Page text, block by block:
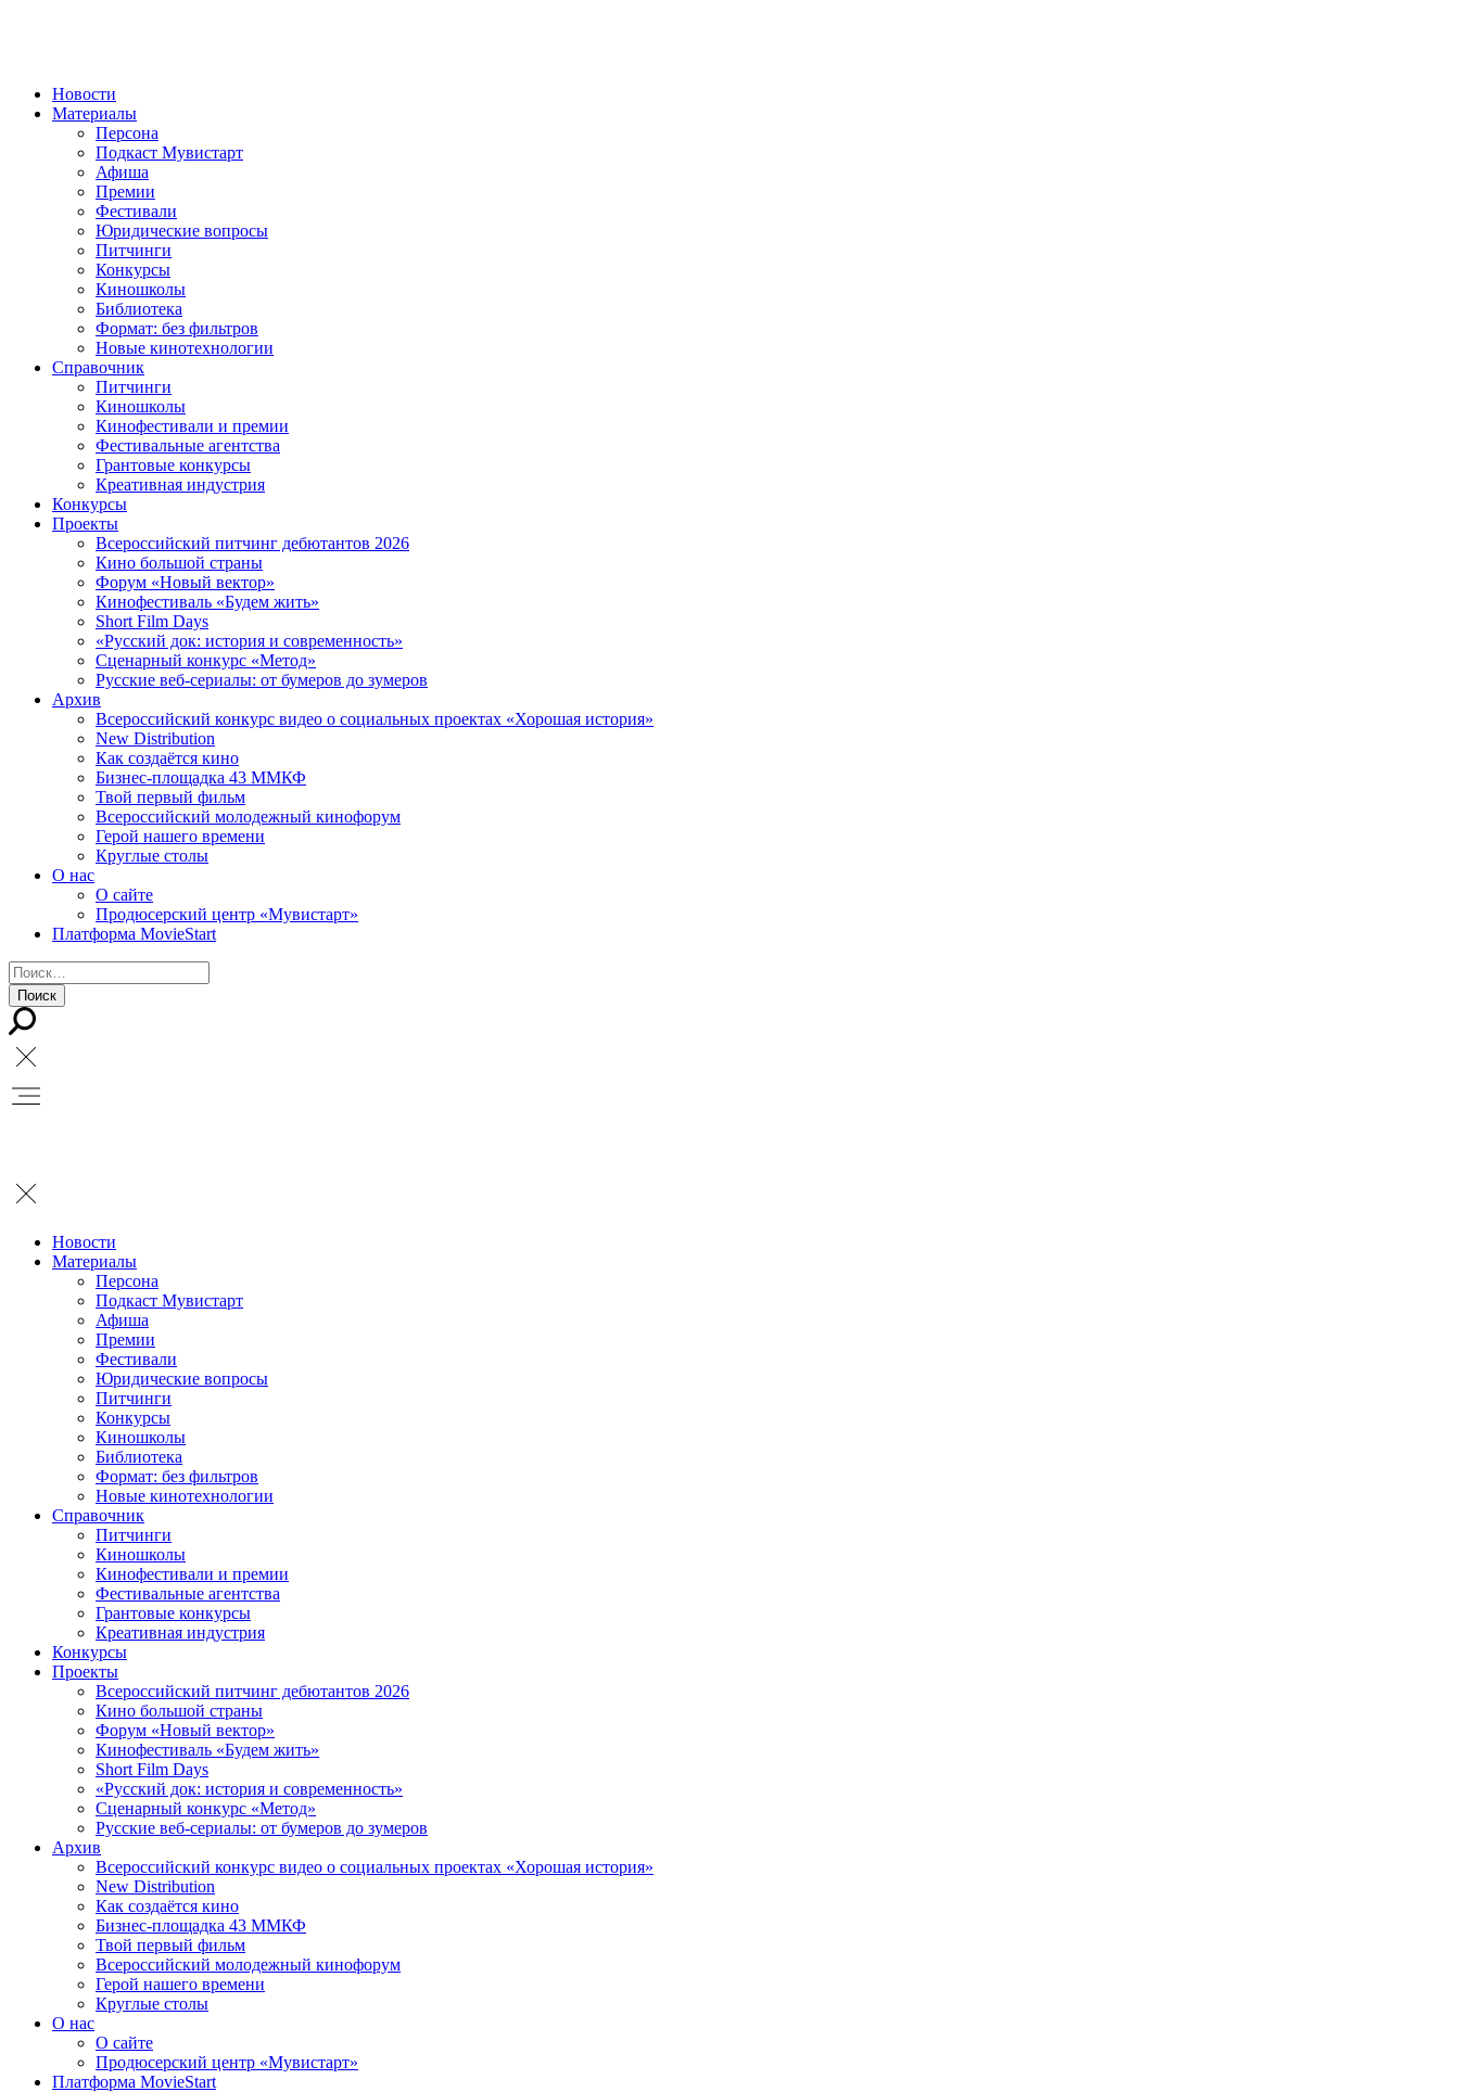
Новости
Материалы
Персона
Подкаст Мувистарт
Афиша
Премии
Фестивали
Юридические вопросы
Питчинги
Конкурсы
Киношколы
Библиотека
Формат: без фильтров
Новые кинотехнологии
Справочник
Питчинги
Киношколы
Кинофестивали и премии
Фестивальные агентства
Грантовые конкурсы
Креативная индустрия
Конкурсы
Проекты
Всероссийский питчинг дебютантов 2026
Кино большой страны
Форум «Новый вектор»
Кинофестиваль «Будем жить»
Short Film Days
«Русский док: история и современность»
Сценарный конкурс «Метод»
Русские веб-сериалы: от бумеров до зумеров
Архив
Всероссийский конкурс видео о социальных проектах «Хорошая история»
New Distribution
Как создаётся кино
Бизнес-площадка 43 ММКФ
Твой первый фильм
Всероссийский молодежный кинофорум
Герой нашего времени
Круглые столы
О нас
О сайте
Продюсерский центр «Мувистарт»
Платформа MovieStart
Новости
Материалы
Персона
Подкаст Мувистарт
Афиша
Премии
Фестивали
Юридические вопросы
Питчинги
Конкурсы
Киношколы
Библиотека
Формат: без фильтров
Новые кинотехнологии
Справочник
Питчинги
Киношколы
Кинофестивали и премии
Фестивальные агентства
Грантовые конкурсы
Креативная индустрия
Конкурсы
Проекты
Всероссийский питчинг дебютантов 2026
Кино большой страны
Форум «Новый вектор»
Кинофестиваль «Будем жить»
Short Film Days
«Русский док: история и современность»
Сценарный конкурс «Метод»
Русские веб-сериалы: от бумеров до зумеров
Архив
Всероссийский конкурс видео о социальных проектах «Хорошая история»
New Distribution
Как создаётся кино
Бизнес-площадка 43 ММКФ
Твой первый фильм
Всероссийский молодежный кинофорум
Герой нашего времени
Круглые столы
О нас
О сайте
Продюсерский центр «Мувистарт»
Платформа MovieStart